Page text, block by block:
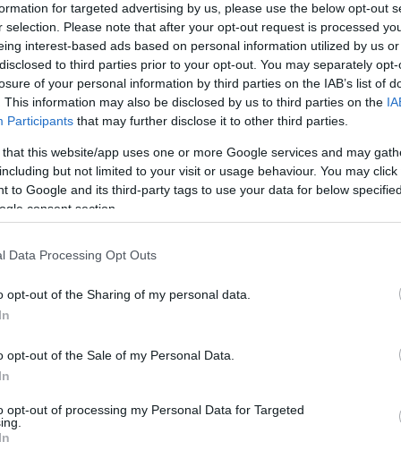
for targeted advertising by us, please use the below opt-out
selection. Please note that after your opt-out request is processed
interest-based ads based on personal information utilized by us
to third parties prior to your opt-out. You may separately
of your personal information by third parties on the IAB’s list of
This information may also be disclosed by us to third parties on the
Participants that may further disclose it to other third parties.
that this website/app uses one or more Google services and may
but not limited to your visit or usage behaviour. You may
to Google and its third-party tags to use your data for below
consent section.
Data Processing Opt Outs
opt-out of the Sharing of my personal data.
opt-out of the Sale of my Personal Data.
opt-out of processing my Personal Data for Targeted
szerint zajlott. Lőte Attila
ad, Kiss Mari szatirikusan éles,
eladó lány szerepében, Gálvölgyi pedig
a tőle évtizedek óta ismerős grimaszokkal és
kész katasztrófa. Itt Kiss Mari is közhelyesen
Attila vén inasa viszont olykor emberien elrajzolt.
a medve, a követelését behajtó goromba
feldíszített gimnasztyorkájában lehetne egy
de legkevésbé sem az a durva, kemény férfi,
áttöri az asszonyi képmutatást.
lehet értelmezni, és láthatunk is az
rendezői ötleteket. A goromba látogató
szándéka jeléül leüljön, egy hintaszékbe
Minden más szék meg öszszetörik érintésére.
hatnak a technikásan kivitelezett
szituációval, a jellemmel nincsen.
siránkozó slemillé, és elmondja a papucsférj